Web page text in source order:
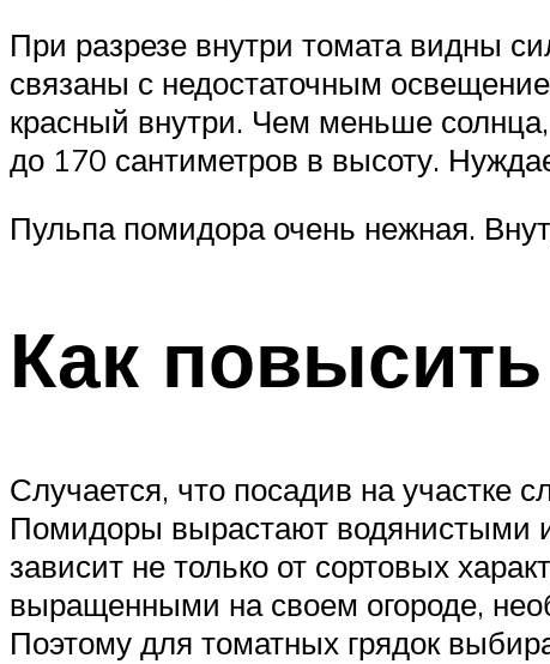
При разрезе внутри томата видны
связаны с недостаточным
красный внутри. Чем меньше
до 170 сантиметров в высоту.
Пульпа помидора очень нежная.
Как
Случается, что посадив на участке
Помидоры вырастают водянистыми
зависит не только от сортовых
выращенными на своем огороде,
Поэтому для томатных грядок